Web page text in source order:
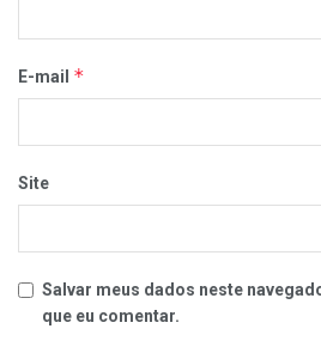
E-mail *
Site
Salvar meus dados neste
que eu comentar.